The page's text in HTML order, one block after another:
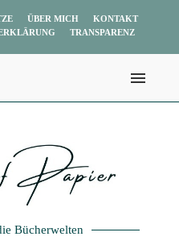
ÜBER MICH
KONTAKT
TRANSPARENZ
Bücherwelten